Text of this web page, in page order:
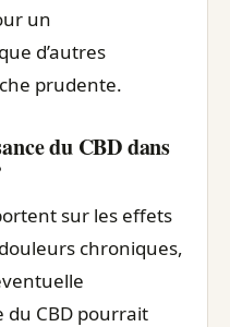
un
d’autres
prudente.
du CBD dans
sur les effets
chroniques,
du CBD pourrait